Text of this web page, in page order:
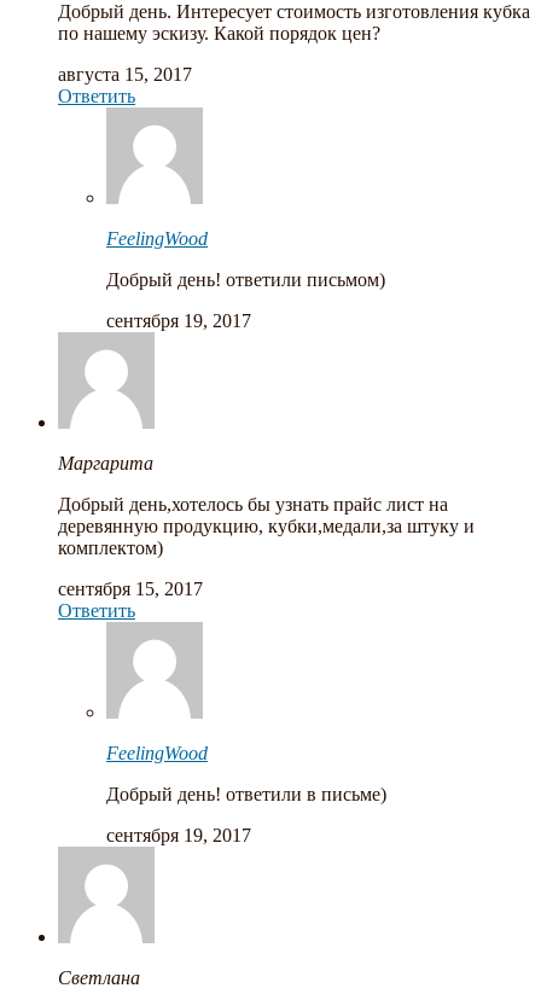
Добрый день. Интересует стоимость изготовления кубка
по нашему эскизу. Какой порядок цен?
августа 15, 2017
Ответить
FeelingWood
Добрый день! ответили письмом)
сентября 19, 2017
Маргарита
Добрый день,хотелось бы узнать прайс лист на
деревянную продукцию, кубки,медали,за штуку и
комплектом)
сентября 15, 2017
Ответить
FeelingWood
Добрый день! ответили в письме)
сентября 19, 2017
Cветлана